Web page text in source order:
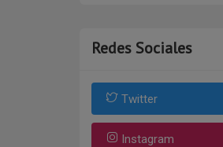
Redes Sociales
Twitter
Instagram